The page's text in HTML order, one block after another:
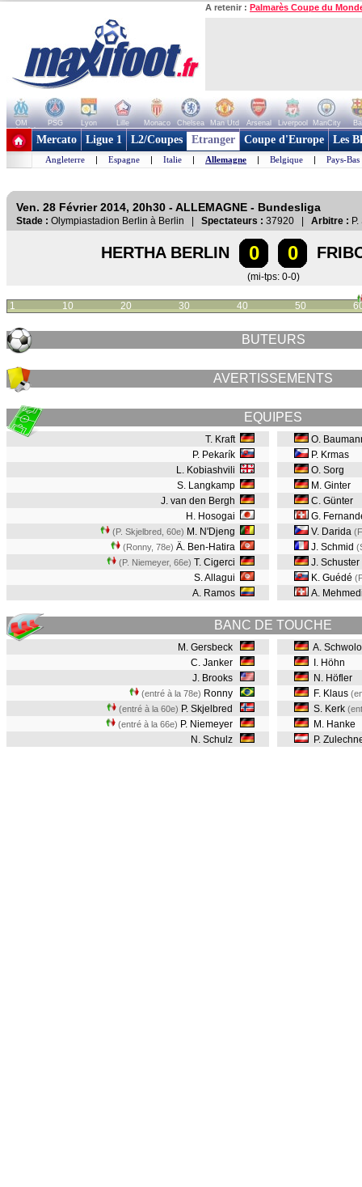
A retenir : Palmarès Coupe du
OM PSG Lyon Lille Monaco Chelsea Man Utd Arsenal Liverpool ManCity
+ de clubs
Mercato Ligue 1 L2/Coupes Etranger Coupe d'Europe Les
Angleterre | Espagne | Italie | Allemagne | Belgique | Pays-Bas
Ven. 28 Février 2014, 20h30 - ALLEMAGNE - Bundesliga
Stade : Olympiastadion Berlin à Berlin | Spectateurs : 37920 | Arbitre :
HERTHA BERLIN 0 0
(mi-tps: 0-0)
1 10 20 30 40 50
BUTEURS
AVERTISSEMENTS
EQUIPES
T. Kraft
P. Pekarík
L. Kobiashvili
S. Langkamp
J. van den Bergh
H. Hosogai
(P. Skjelbred, 60e) M. N'Djeng
(Ronny, 78e) Ä. Ben-Hatira
(P. Niemeyer, 66e) T. Cigerci
S. Allagui
A. Ramos
O.
P. Krmas
O. Sorg
M. Ginter
C. Günter
G.
V. Darida
J. Schmid
J. Schuster
K. Guédé
A.
BANC DE TOUCHE
M. Gersbeck
C. Janker
J. Brooks
(entré à la 78e) Ronny
(entré à la 60e) P. Skjelbred
(entré à la 66e) P. Niemeyer
N. Schulz
A.
I. Höhn
N. Höfler
F. Klaus
S. Kerk
M. Hanke
P.